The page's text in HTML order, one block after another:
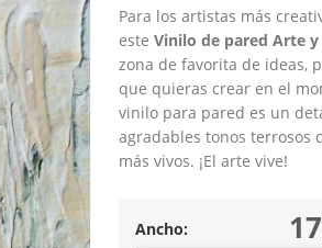
Para los artistas más
este Vinilo de pared Arte
zona de favorita de ideas,
que quieras crear en el
vinilo para pared es un
agradables tonos terrosos
más vivos. ¡El arte vive!
Ancho: